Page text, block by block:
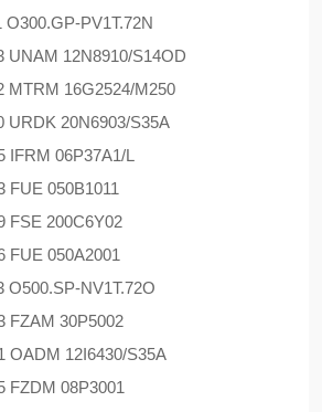
O300.GP-PV1T.72N
UNAM 12N8910/S14OD
MTRM 16G2524/M250
URDK 20N6903/S35A
IFRM 06P37A1/L
FUE 050B1011
FSE 200C6Y02
FUE 050A2001
O500.SP-NV1T.72O
FZAM 30P5002
OADM 12I6430/S35A
FZDM 08P3001